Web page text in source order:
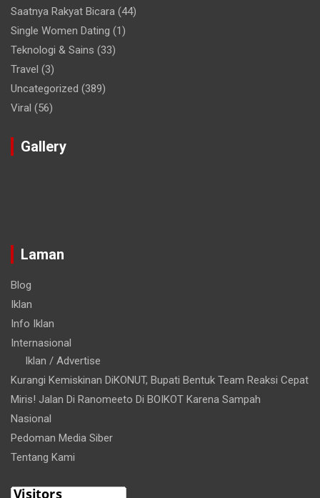
Saatnya Rakyat Bicara (44)
Single Women Dating (1)
Teknologi & Sains (33)
Travel (3)
Uncategorized (389)
Viral (56)
Gallery
Laman
Blog
Iklan
Info Iklan
Internasional
Iklan / Advertise
Kurangi Kemiskinan DiKONUT, Bupati Bentuk Team Reaksi Cepat
Miris! Jalan Di Ranomeeto Di BOIKOT Karena Sampah
Nasional
Pedoman Media Siber
Tentang Kami